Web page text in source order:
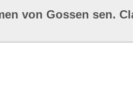
von Gossen sen.